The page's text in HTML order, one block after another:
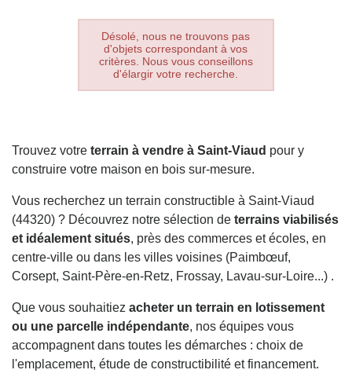
Désolé, nous ne trouvons pas
d'objets correspondant à vos
critères. Nous vous conseillons
d'élargir votre recherche.
Trouvez votre terrain à vendre à Saint-Viaud pour y
construire votre maison en bois sur-mesure.
Vous recherchez un terrain constructible à Saint-Viaud
(44320) ? Découvrez notre sélection de terrains viabilisés
et idéalement situés, près des commerces et écoles, en
centre-ville ou dans les villes voisines (Paimbœuf,
Corsept, Saint-Père-en-Retz, Frossay, Lavau-sur-Loire...) .
Que vous souhaitiez acheter un terrain en lotissement
ou une parcelle indépendante, nos équipes vous
accompagnent dans toutes les démarches : choix de
l'emplacement, étude de constructibilité et financement.